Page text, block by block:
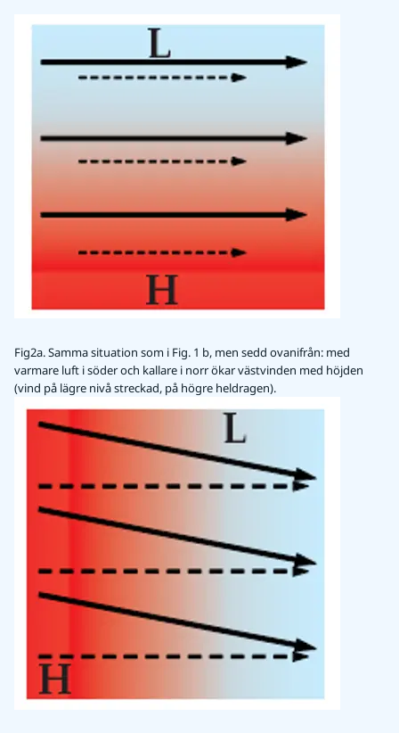
Fig2a. Samma situation som i Fig. 1 b, men sedd ovanifrån: med
varmare luft i söder och kallare i norr ökar västvinden med höjden
(vind på lägre nivå streckad, på högre heldragen).